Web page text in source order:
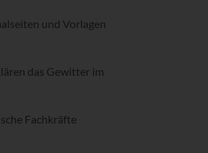
und Vorlagen
das Gewitter im
Fachkräfte